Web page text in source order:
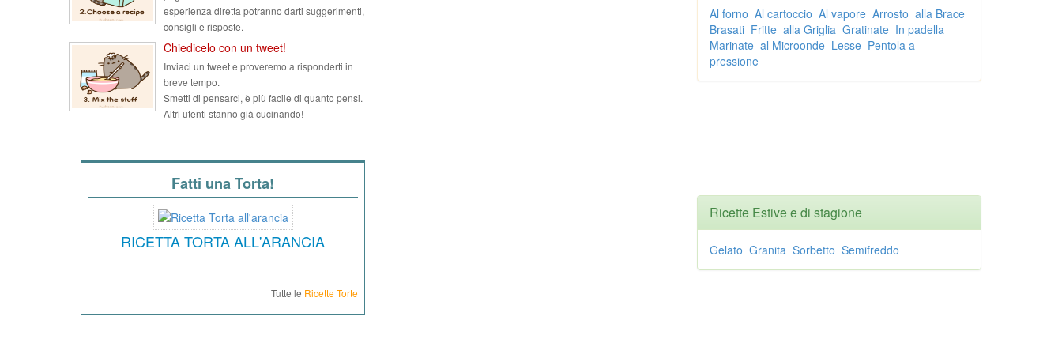
esperienza diretta potranno darti suggerimenti,
consigli e risposte.
Chiedicelo con un tweet!
Inviaci un tweet e proveremo a risponderti in
breve tempo.
Smetti di pensarci, è più facile di quanto pensi.
Altri utenti stanno già cucinando!
Fatti una Torta!
RICETTA TORTA ALL'ARANCIA
Tutte le Ricette Torte
Al forno Al cartoccio Al vapore Arrosto alla Brace
Brasati Fritte alla Griglia Gratinate In padella
Marinate al Microonde Lesse Pentola a
pressione
Ricette Estive e di stagione
Gelato Granita Sorbetto Semifreddo